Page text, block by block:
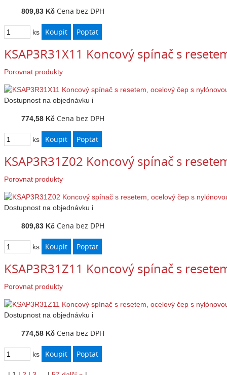
809,83 Kč Cena bez DPH
ks
KSAP3R31X11 Koncový spínač s
Porovnat produkty
Dostupnost na objednávku i
774,58 Kč Cena bez DPH
ks
KSAP3R31Z02 Koncový spínač s
Porovnat produkty
Dostupnost na objednávku i
809,83 Kč Cena bez DPH
ks
KSAP3R31Z11 Koncový spínač s
Porovnat produkty
Dostupnost na objednávku i
774,58 Kč Cena bez DPH
ks